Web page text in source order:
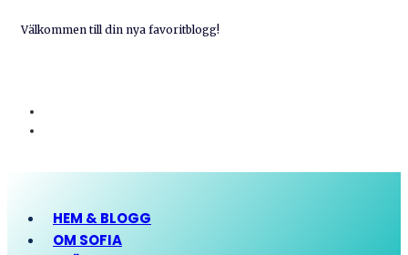
Välkommen till din nya favoritblogg!
HEM & BLOGG
OM SOFIA